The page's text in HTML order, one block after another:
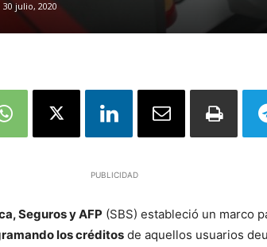
30 julio, 2020
PUBLICIDAD
Seguros y AFP (SBS) estableció un marco
los créditos de aquellos usuarios